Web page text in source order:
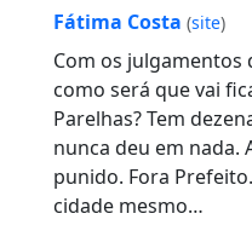
Fátima Costa (site)
Com os julgamentos
como será que vai
Parelhas? Tem
nunca deu em nada.
punido. Fora
cidade mesmo…